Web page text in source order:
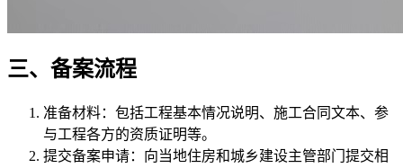
三、备案流程
准备材料：包括工程基本情况说明、施工合同文本、参
与工程各方的资质证明等。
提交备案申请：向当地住房和城乡建设主管部门提交相